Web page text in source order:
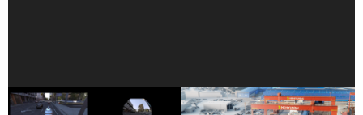
NVIDIA Acelera
NVIDIA e Siemens